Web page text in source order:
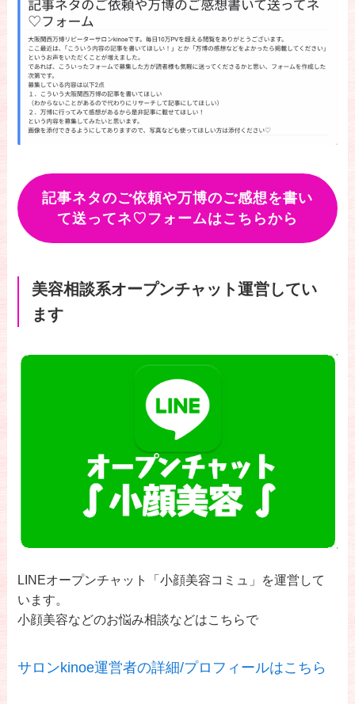
記事ネタのご依頼や万博のご感想を書い
て送ってネ♡フォームはこちらから
美容相談系オープンチャット運営してい
ます
LINEオープンチャット「小顔美容コミュ」を運営して
います。
小顔美容などのお悩み相談などはこちらで
サロンkinoe運営者の詳細/プロフィールはこちら